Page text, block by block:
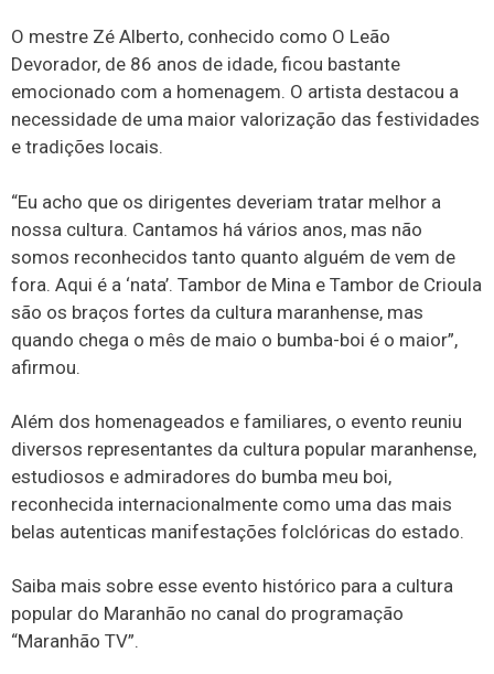
O mestre Zé Alberto, conhecido como O Leão
Devorador, de 86 anos de idade, ficou bastante
emocionado com a homenagem. O artista destacou a
necessidade de uma maior valorização das festividades
e tradições locais.
“Eu acho que os dirigentes deveriam tratar melhor a
nossa cultura. Cantamos há vários anos, mas não
somos reconhecidos tanto quanto alguém de vem de
fora. Aqui é a ‘nata’. Tambor de Mina e Tambor de Crioula
são os braços fortes da cultura maranhense, mas
quando chega o mês de maio o bumba-boi é o maior”,
afirmou.
Além dos homenageados e familiares, o evento reuniu
diversos representantes da cultura popular maranhense,
estudiosos e admiradores do bumba meu boi,
reconhecida internacionalmente como uma das mais
belas autenticas manifestações folclóricas do estado.
Saiba mais sobre esse evento histórico para a cultura
popular do Maranhão no canal do programação
“Maranhão TV”.